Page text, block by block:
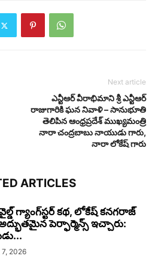
Next article
ఎన్టీఆర్ వీరాభిమాని శ్రీ ఎన్టీఆర్
రాజుగారికి ఘన నివాళి – సానుభూతి
తెలిపిన ఆంధ్రప్రదేశ్ ముఖ్యమంత్రి
నారా చంద్రబాబు నాయుడు గారు,
నారా లోకేష్ గారు
ARTICLES
వైల్డ్ గ్యాంగ్‌స్టర్ కథ, లోకేష్ కనగరాజ్
పెర్ఫార్మెన్స్ ఇచ్చారు:
2026